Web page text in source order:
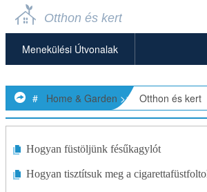
Otthon és kert
Menekülési Útvonalak
Otthoni Riasztórendszerek
Otthoni Széfek
Füstérzékelők
# Home & Garden >> Otthon és kert
Hogyan füstöljünk fésűkagylót
Hogyan tisztítsuk meg a